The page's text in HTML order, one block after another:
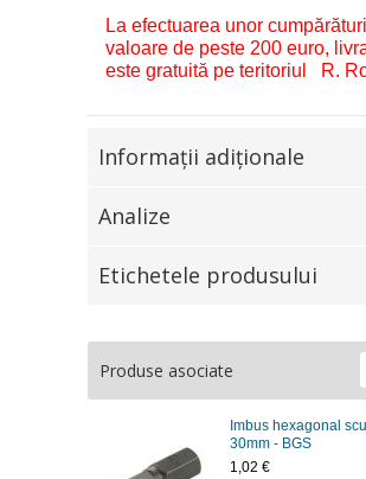
La efectuarea unor
valoare de peste 200 euro,
este gratuită pe teritoriul R.
Informaţii adiţionale
Analize
Etichetele produsului
Produse asociate
Imbus hexagonal
30mm - BGS
1,02 €